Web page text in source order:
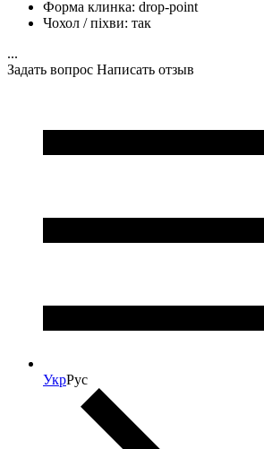
Форма клинка: drop-point
Чохол / піхви: так
...
Задать вопрос Написать отзыв
УкрРус